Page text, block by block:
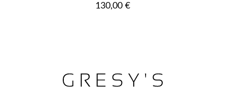
Prix
130,00 €